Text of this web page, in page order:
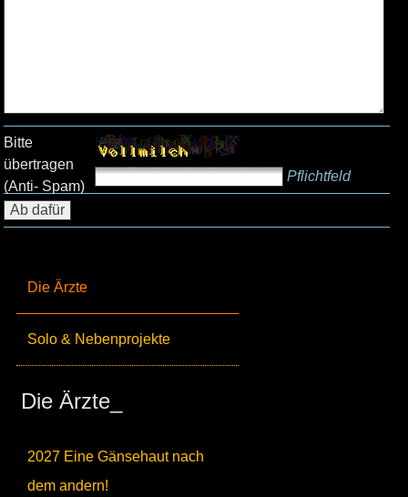
Die Ärzte
Solo & Nebenprojekte
Die Ärzte_
2027 Eine Gänsehaut nach
dem andern!
Bitte
übertragen
(Anti- Spam)
Pflichtfeld